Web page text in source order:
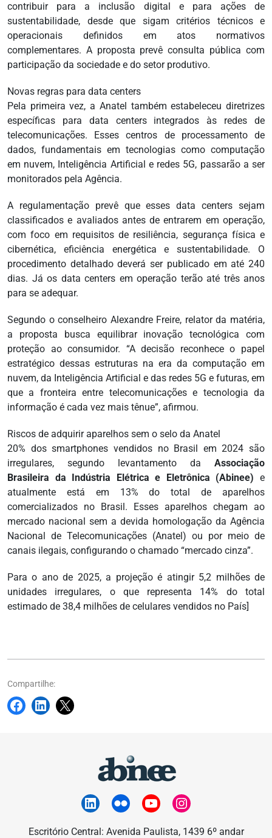
contribuir para a inclusão digital e para ações de
sustentabilidade, desde que sigam critérios técnicos e
operacionais definidos em atos normativos
complementares. A proposta prevê consulta pública com
participação da sociedade e do setor produtivo.
Novas regras para data centers
Pela primeira vez, a Anatel também estabeleceu diretrizes
específicas para data centers integrados às redes de
telecomunicações. Esses centros de processamento de
dados, fundamentais em tecnologias como computação
em nuvem, Inteligência Artificial e redes 5G, passarão a ser
monitorados pela Agência.
A regulamentação prevê que esses data centers sejam
classificados e avaliados antes de entrarem em operação,
com foco em requisitos de resiliência, segurança física e
cibernética, eficiência energética e sustentabilidade. O
procedimento detalhado deverá ser publicado em até 240
dias. Já os data centers em operação terão até três anos
para se adequar.
Segundo o conselheiro Alexandre Freire, relator da matéria,
a proposta busca equilibrar inovação tecnológica com
proteção ao consumidor. “A decisão reconhece o papel
estratégico dessas estruturas na era da computação em
nuvem, da Inteligência Artificial e das redes 5G e futuras, em
que a fronteira entre telecomunicações e tecnologia da
informação é cada vez mais tênue”, afirmou.
Riscos de adquirir aparelhos sem o selo da Anatel
20% dos smartphones vendidos no Brasil em 2024 são
irregulares, segundo levantamento da Associação
Brasileira da Indústria Elétrica e Eletrônica (Abinee) e
atualmente está em 13% do total de aparelhos
comercializados no Brasil. Esses aparelhos chegam ao
mercado nacional sem a devida homologação da Agência
Nacional de Telecomunicações (Anatel) ou por meio de
canais ilegais, configurando o chamado “mercado cinza”.
Para o ano de 2025, a projeção é atingir 5,2 milhões de
unidades irregulares, o que representa 14% do total
estimado de 38,4 milhões de celulares vendidos no País]
Compartilhe:
Escritório Central: Avenida Paulista, 1439 6º andar